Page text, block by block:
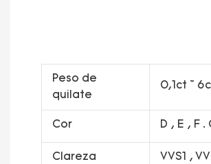
Peso de
quilate
0,1ct ~
Cor D , E , F
Clareza VVS1 ,